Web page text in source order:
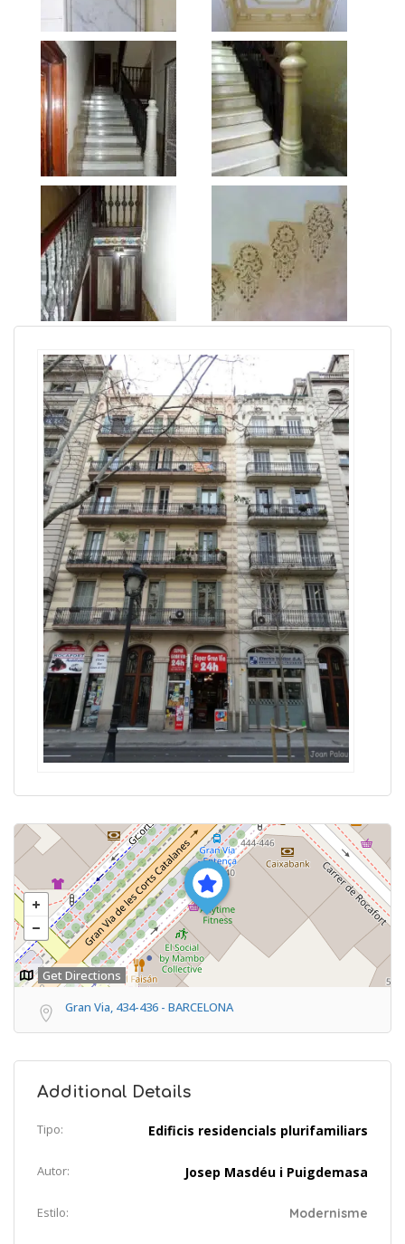
Get Directions
Gran Via, 434-436 - BARCELONA
Additional Details
Tipo: Edificis residencials plurifamiliars
Autor: Josep Masdéu i Puigdemasa
Estilo: Modernisme